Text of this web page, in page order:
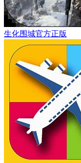
生化围城官方正版